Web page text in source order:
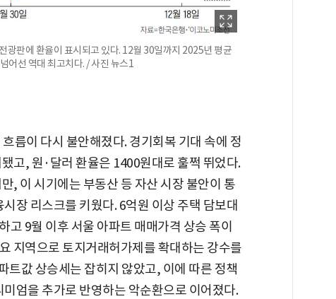
광판에 환율이 표시되고 있다. 12월 30일까지 2025년 평균
선 역대 최고치다. / 사진 뉴스1
름이 다시 불안해졌다. 경기회복 기대 속에 정
고, 원·달러 환율은 1400원대로 훌쩍 뛰었다.
, 이 시기에는 부동산 등 자산 시장 불안이 통
장 리스크를 키웠다. 6억원 이상 주택 담보대
고 9월 이후 서울 아파트 매매가격 상승 폭이
지역으로 토지거래허가제를 확대하는 강수를
트값 상승세는 잡히지 않았고, 이에 따른 정책
엄을 추가로 반영하는 악순환으로 이어졌다.